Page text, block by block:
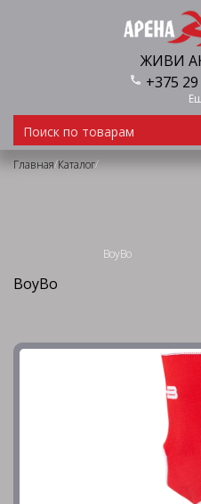
ЖИВИ
+375
Главная/Каталог/
BoyBo
BoyBo